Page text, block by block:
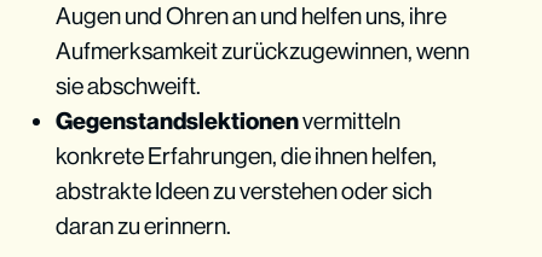
Augen und Ohren an und helfen uns, ihre
Aufmerksamkeit zurückzugewinnen, wenn
sie abschweift.
Gegenstandslektionenvermitteln
konkrete Erfahrungen, die ihnen helfen,
abstrakte Ideen zu verstehen oder sich
daran zu erinnern.